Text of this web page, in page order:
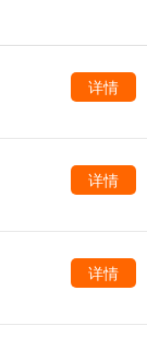
详情
详情
详情